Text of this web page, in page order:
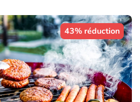
43% réduction